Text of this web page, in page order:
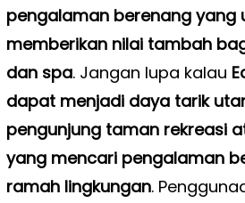
pengalaman berenang yang
memberikan nilai tambah
dan spa. Jangan lupa kalau
dapat menjadi daya tarik
pengunjung taman rekreasi
yang mencari pengalaman
ramah lingkungan.